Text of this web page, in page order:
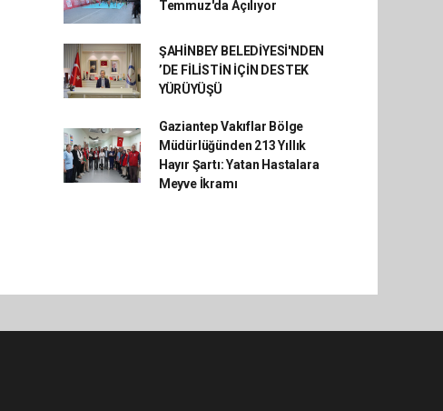
Temmuz'da Açılıyor
ŞAHİNBEY BELEDİYESİ'NDEN
’DE FİLİSTİN İÇİN DESTEK
YÜRÜYÜŞÜ
Gaziantep Vakıflar Bölge
Müdürlüğünden 213 Yıllık
Hayır Şartı: Yatan Hastalara
Meyve İkramı